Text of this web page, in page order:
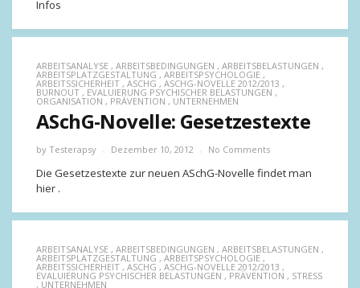
Infos
ARBEITSANALYSE , ARBEITSBEDINGUNGEN , ARBEITSBELASTUNGEN ,
ARBEITSPLATZGESTALTUNG , ARBEITSPSYCHOLOGIE ,
ARBEITSSICHERHEIT , ASCHG , ASCHG-NOVELLE 2012/2013 ,
BURNOUT , EVALUIERUNG PSYCHISCHER BELASTUNGEN ,
ORGANISATION , PRÄVENTION , UNTERNEHMEN
ASchG-Novelle: Gesetzestexte
by Testerapsy Dezember 10, 2012 No Comments
Die Gesetzestexte zur neuen ASchG-Novelle findet man
hier .
ARBEITSANALYSE , ARBEITSBEDINGUNGEN , ARBEITSBELASTUNGEN ,
ARBEITSPLATZGESTALTUNG , ARBEITSPSYCHOLOGIE ,
ARBEITSSICHERHEIT , ASCHG , ASCHG-NOVELLE 2012/2013 ,
EVALUIERUNG PSYCHISCHER BELASTUNGEN , PRÄVENTION , STRESS
, UNTERNEHMEN